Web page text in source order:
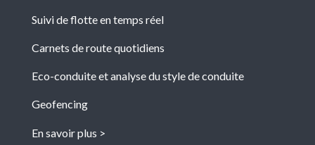
Suivi de flotte en temps réel
Carnets de route quotidiens
Eco-conduite et analyse du style de conduite
Geofencing
En savoir plus